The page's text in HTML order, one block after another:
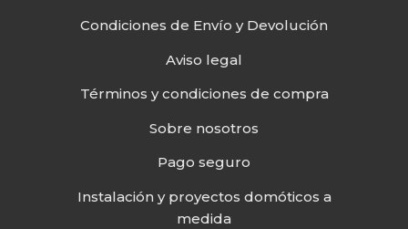
Condiciones de Envío y Devolución
Aviso legal
Términos y condiciones de compra
Sobre nosotros
Pago seguro
Instalación y proyectos domóticos a
medida